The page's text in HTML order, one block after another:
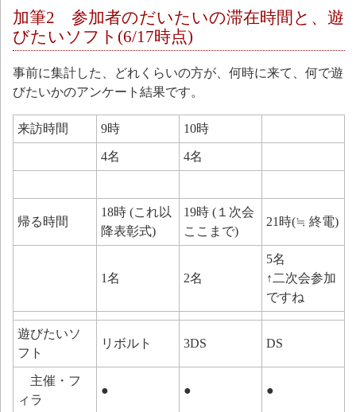
加筆2 参加者のだいたいの滞在時間と、遊
びたいソフト(6/17時点)
事前に集計した、どれくらいの方が、何時に来て、何で遊
びたいかのアンケート結果です。
来訪時間 9時 10時
4名 4名
帰る時間
18時 (これ以
降表彰式)
19時 (１次会
ここまで)
21時(≒ 終電)
1名 2名
5名
↑二次会参加
ですね
遊びたいソ
フト
リボルト 3DS DS
主催・フ
ィラ
● ● ●